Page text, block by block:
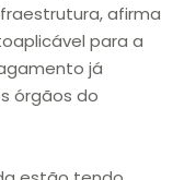
afirma
para a
já
órgãos do